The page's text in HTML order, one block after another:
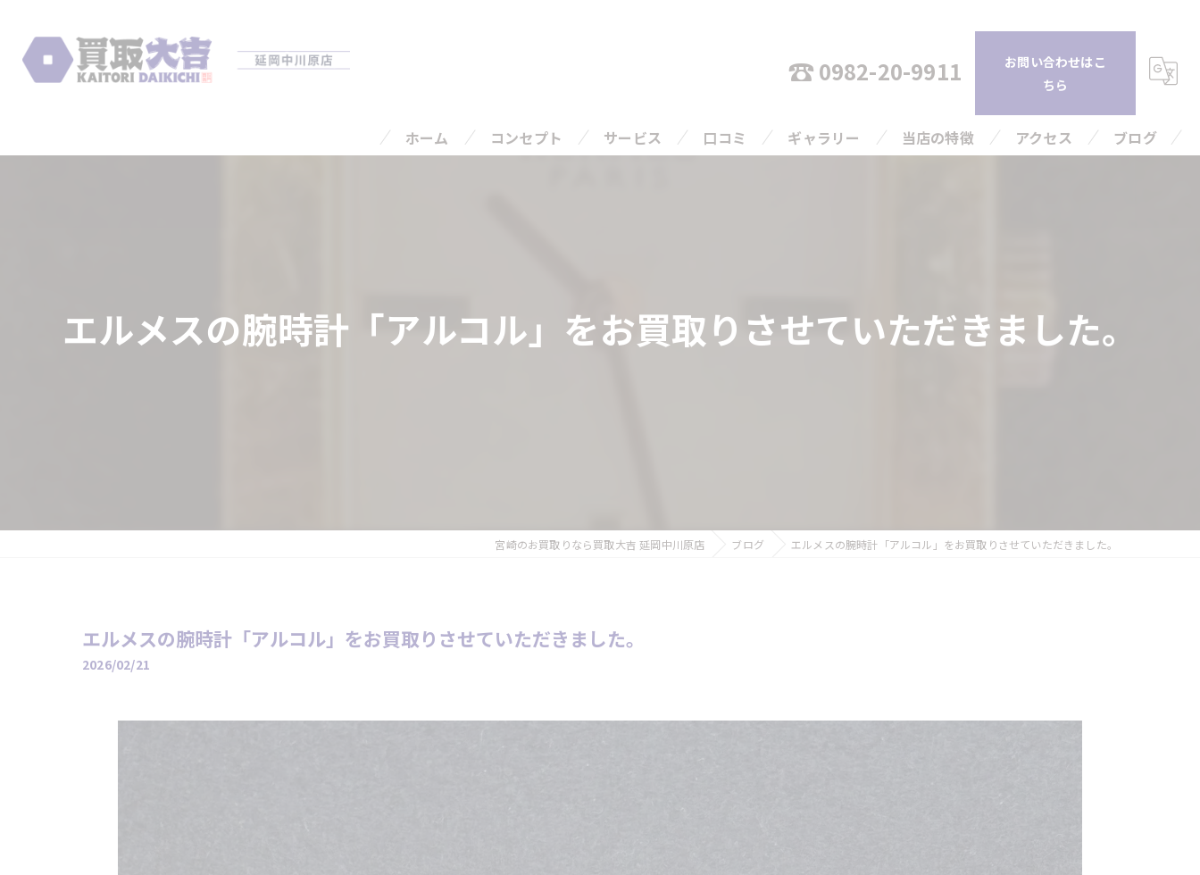
0982-20-9911
お問い合わせはこ
ちら
ホーム コンセプト サービス 口コミ ギャラリー 当店の特徴
片付け
アクセス ブログ
エルメスの腕時計「アルコル」をお買取りさせていただきました。
宮崎のお買取りなら買取大吉 延岡中川原店 ブログ エルメスの腕時計「アルコル」をお買取りさせていただきました。
エルメスの腕時計「アルコル」をお買取りさせていただきました。
2026/02/21